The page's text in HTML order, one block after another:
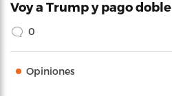
Voy a Trump y pago doble
0
Opiniones